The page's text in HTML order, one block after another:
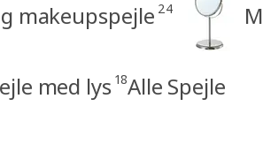
makeupspejle 24
med lys 18Alle Spejle